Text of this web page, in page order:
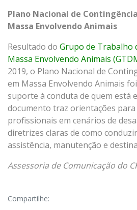
Plano Nacional de
Massa Envolvendo Animais
Resultado do Grupo de Trabalho
Massa Envolvendo Animais
2019, o Plano Nacional de
em Massa Envolvendo Animais
suporte à conduta de quem está
documento traz orientações para
profissionais em cenários de
diretrizes claras de como
assistência, manutenção e
Assessoria de Comunicação do
Compartilhe: